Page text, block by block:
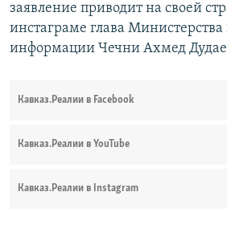
заявление приводит на своей
инстаграме глава Министерства
информации Чечни Ахмед
Кавказ.Реалии в Facebook
Кавказ.Реалии в YouTube
Кавказ.Реалии в Instagram